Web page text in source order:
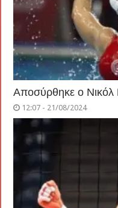
Αποσύρθηκε ο Νικόλ
12:07 - 21/08/2024